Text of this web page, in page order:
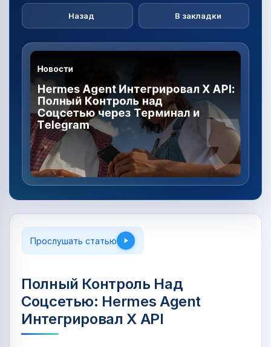
Назад В закладки
Прослушать статью
Полный Контроль Над
Соцсетью: Hermes Agent
Интегрировал X API